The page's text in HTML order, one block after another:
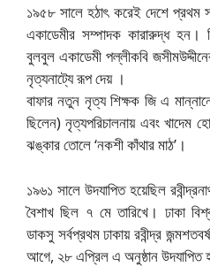
১৯৫৮ সালে হঠাৎ করেই দেশে প্রথম
একাডেমীর সম্পাদক কারারুদ্ধ
বুলবুল একাডেমী পল্লীকবি
নৃত্যনাট্যে রূপ দেয় ।
বাফার নতুন নৃত্য শিক্ষক জি এ
ছিলেন) নৃত্যপরিচালনায় এবং খাদেম
ঝঙ্কার তোলে ‘নকশী কাঁথার মাঠ’।
১৯৬১ সালে উদযাপিত হয়েছিল
বৈশাখ ছিল ৭ মে তারিখে। ঢাকা
ডাকসু সর্বপ্রথম ঢাকায় রবীন্দ্র
আগে, ২৮ এপ্রিল এ অনুষ্ঠান উদযাপিত